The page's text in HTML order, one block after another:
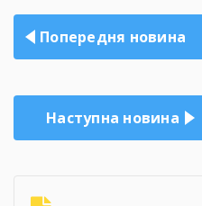
Навігація
записів
Попередня новина
Наступна новина